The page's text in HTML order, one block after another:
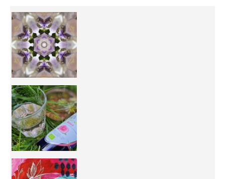
Inhabit your body and understand its